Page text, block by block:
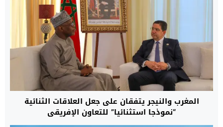
المغرب والنيجر يتفقان على جعل العلاقات الثنائية
“نموذجا استثنائيا” للتعاون الإفريقي